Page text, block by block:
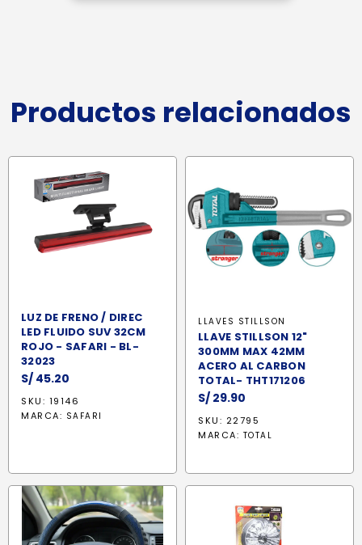
Productos relacionados
LUZ DE FRENO / DIREC
LED FLUIDO SUV 32CM
ROJO - SAFARI - BL-
32023
S/ 45.20
SKU: 19146
MARCA: SAFARI
LLAVES STILLSON
LLAVE STILLSON 12"
300MM MAX 42MM
ACERO AL CARBON
TOTAL- THT171206
S/ 29.90
SKU: 22795
MARCA: TOTAL